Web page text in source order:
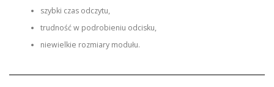
szybki czas odczytu,
trudność w podrobieniu odcisku,
niewielkie rozmiary modułu.